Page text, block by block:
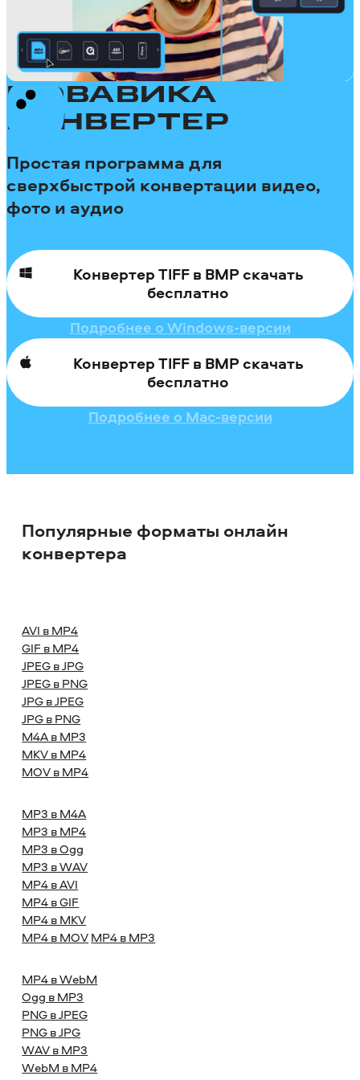
МОВАВИКА
КОНВЕРТЕР
Простая программа для
сверхбыстрой конвертации видео,
фото и аудио
Конвертер TIFF в BMP скачать
бесплатно
Подробнее о Windows-версии
Конвертер TIFF в BMP скачать
бесплатно
Подробнее о Mac-версии
Популярные форматы онлайн
конвертера
AVI в MP4
GIF в MP4
JPEG в JPG
JPEG в PNG
JPG в JPEG
JPG в PNG
M4A в MP3
MKV в MP4
MOV в MP4
MP3 в M4A
MP3 в MP4
MP3 в Ogg
MP3 в WAV
MP4 в AVI
MP4 в GIF
MP4 в MKV
MP4 в MOVMP4 в MP3
MP4 в WebM
Ogg в MP3
PNG в JPEG
PNG в JPG
WAV в MP3
WebM в MP4